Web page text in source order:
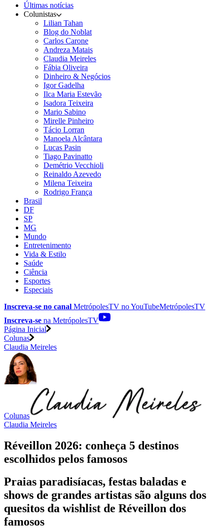
Últimas notícias
Colunistas
Lilian Tahan
Blog do Noblat
Carlos Carone
Andreza Matais
Claudia Meireles
Fábia Oliveira
Dinheiro & Negócios
Igor Gadelha
Ilca Maria Estevão
Isadora Teixeira
Mario Sabino
Mirelle Pinheiro
Tácio Lorran
Manoela Alcântara
Lucas Pasin
Tiago Pavinatto
Demétrio Vecchioli
Reinaldo Azevedo
Milena Teixeira
Rodrigo França
Brasil
DF
SP
MG
Mundo
Entretenimento
Vida & Estilo
Saúde
Ciência
Esportes
Especiais
Inscreva-se no canal MetrópolesTV noYouTubeMetrópolesTV
Inscreva-se na MetrópolesTV
Página Inicial
Colunas
Claudia Meireles
Colunas
Claudia Meireles
Réveillon 2026: conheça 5 destinos
escolhidos pelos famosos
Praias paradisíacas, festas baladas e
shows de grandes artistas são alguns dos
quesitos da wishlist de Réveillon dos
famosos